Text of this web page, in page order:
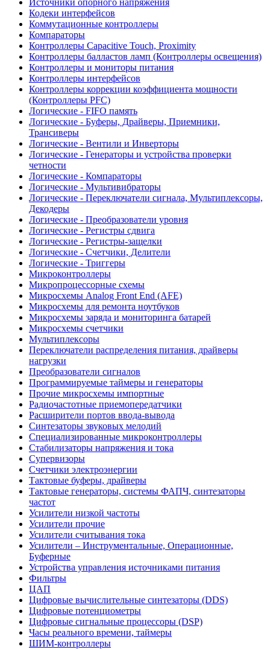
Источники опорного напряжения
Кодеки интерфейсов
Коммутационные контроллеры
Компараторы
Контроллеры Capacitive Touch, Proximity
Контроллеры балластов ламп (Контроллеры освещения)
Контроллеры и мониторы питания
Контроллеры интерфейсов
Контроллеры коррекции коэффициента мощности
(Контроллеры PFC)
Логические - FIFO память
Логические - Буферы, Драйверы, Приемники,
Трансиверы
Логические - Вентили и Инверторы
Логические - Генераторы и устройства проверки
четности
Логические - Компараторы
Логические - Мультивибраторы
Логические - Переключатели сигнала, Мультиплексоры,
Декодеры
Логические - Преобразователи уровня
Логические - Регистры сдвига
Логические - Регистры-защелки
Логические - Счетчики, Делители
Логические - Триггеры
Микроконтроллеры
Микропроцессорные схемы
Микросхемы Analog Front End (AFE)
Микросхемы для ремонта ноутбуков
Микросхемы заряда и мониторинга батарей
Микросхемы счетчики
Мультиплексоры
Переключатели распределения питания, драйверы
нагрузки
Преобразователи сигналов
Программируемые таймеры и генераторы
Прочие микросхемы импортные
Радиочастотные приемопередатчики
Расширители портов ввода-вывода
Синтезаторы звуковых мелодий
Специализированные микроконтроллеры
Стабилизаторы напряжения и тока
Супервизоры
Счетчики электроэнергии
Тактовые буферы, драйверы
Тактовые генераторы, системы ФАПЧ, синтезаторы
частот
Усилители низкой частоты
Усилители прочие
Усилители считывания тока
Усилители – Инструментальные, Операционные,
Буферные
Устройства управления источниками питания
Фильтры
ЦАП
Цифровые вычислительные синтезаторы (DDS)
Цифровые потенциометры
Цифровые сигнальные процессоры (DSP)
Часы реального времени, таймеры
ШИМ-контроллеры